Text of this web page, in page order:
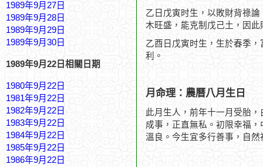
1989年9月27日
1989年9月28日
1989年9月29日
1989年9月30日
1989年9月22日相關日期
1980年9月22日
1981年9月22日
1982年9月22日
1983年9月22日
1984年9月22日
1985年9月22日
1986年9月22日
乙日戊寅时生，以敗財背祿
木旺盛，能克制戊己土，因
乙酉日戊寅时生，生於春季
利。
月命理：農曆八月生日
此月生人，前年十一月受胎
成事，正直無私。初限幸福
溫良。今生宜多行善事，自然